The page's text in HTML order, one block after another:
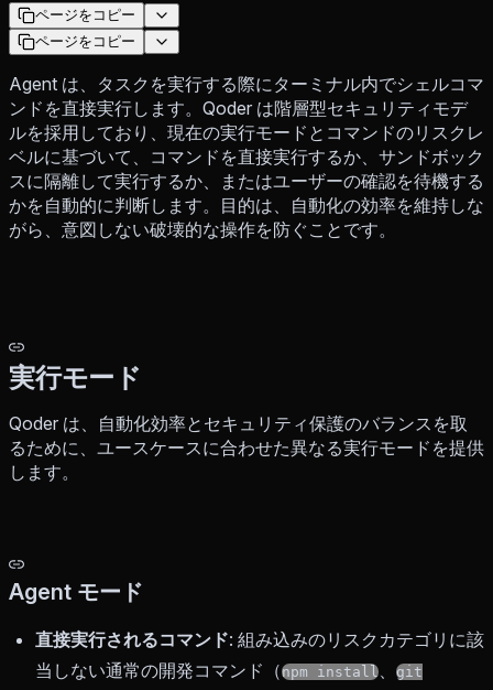
ページをコピー
ページをコピー
Agent は、タスクを実行する際にターミナル内でシェルコマ
ンドを直接実行します。Qoder は階層型セキュリティモデ
ルを採用しており、現在の実行モードとコマンドのリスクレ
ベルに基づいて、コマンドを直接実行するか、サンドボック
スに隔離して実行するか、またはユーザーの確認を待機する
かを自動的に判断します。目的は、自動化の効率を維持しな
がら、意図しない破壊的な操作を防ぐことです。
実行モード
Qoder は、自動化効率とセキュリティ保護のバランスを取
るために、ユースケースに合わせた異なる実行モードを提供
します。
Agent モード
直接実行されるコマンド: 組み込みのリスクカテゴリに該
当しない通常の開発コマンド（npm install git